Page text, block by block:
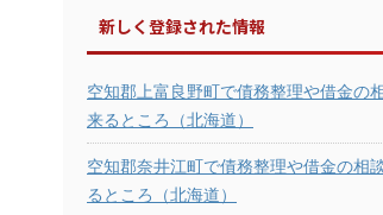
新しく登録された情報
空知郡上富良野町で債務整理や借金の
来るところ（北海道）
空知郡奈井江町で債務整理や借金の相
るところ（北海道）